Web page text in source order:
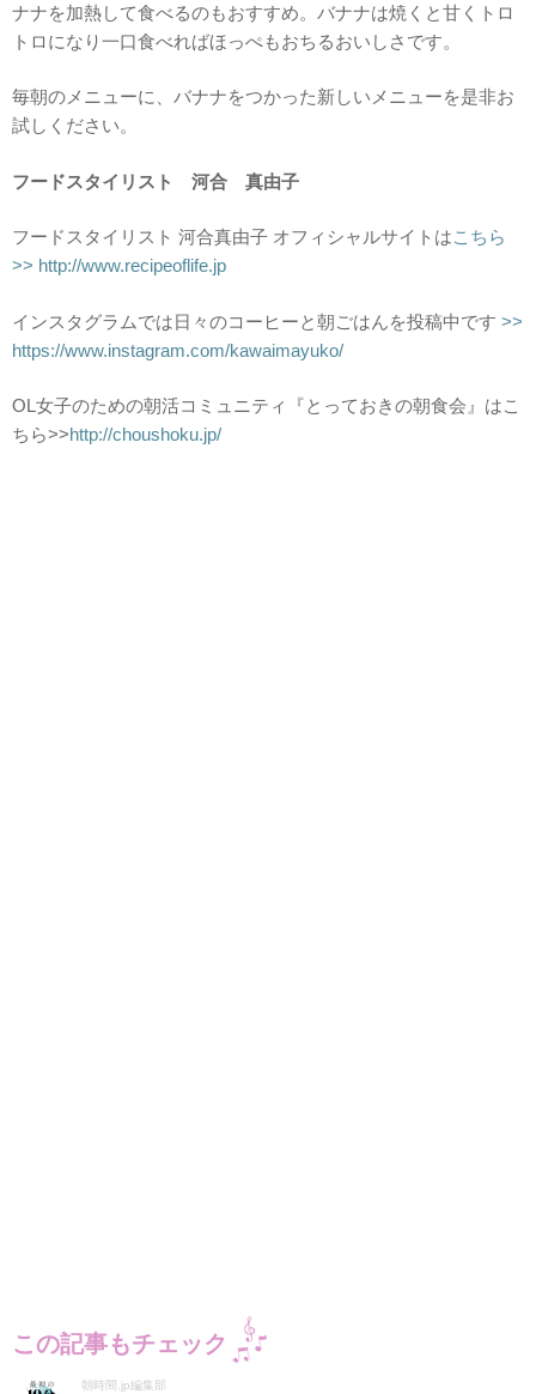
ナナを加熱して食べるのもおすすめ。バナナは焼くと甘くトロ
トロになり一口食べればほっぺもおちるおいしさです。
毎朝のメニューに、バナナをつかった新しいメニューを是非お
試しください。
フードスタイリスト 河合 真由子
フードスタイリスト 河合真由子 オフィシャルサイトはこちら
>> http://www.recipeoflife.jp
インスタグラムでは日々のコーヒーと朝ごはんを投稿中です >>
https://www.instagram.com/kawaimayuko/
OL女子のための朝活コミュニティ『とっておきの朝食会』はこ
ちら>>http://choushoku.jp/
この記事もチェック
朝時間.jp編集部